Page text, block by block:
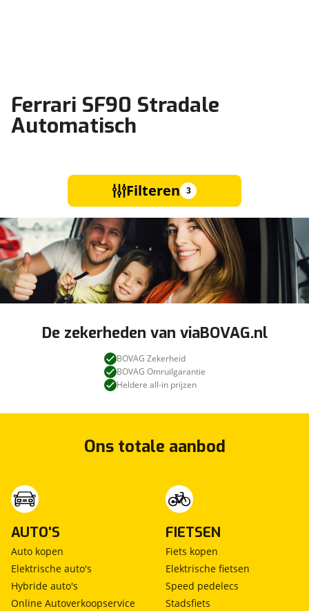
Ferrari SF90 Stradale
Automatisch
Filteren 3
De zekerheden van viaBOVAG.nl
BOVAG Zekerheid
BOVAG Omruilgarantie
Heldere all-in prijzen
Ons totale aanbod
AUTO'S
Auto kopen
Elektrische auto's
Hybride auto's
Online Autoverkoopservice
FIETSEN
Fiets kopen
Elektrische fietsen
Speed pedelecs
Stadsfiets